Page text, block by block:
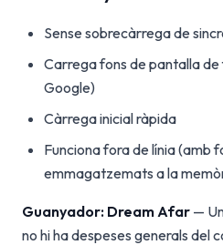
Sense sobrecàrrega de
Carrega fons de pantalla de
Google)
Càrrega inicial ràpida
Funciona fora de línia (amb
emmagatzemats a la
Guanyador: Dream Afar —
no hi ha despeses generals del